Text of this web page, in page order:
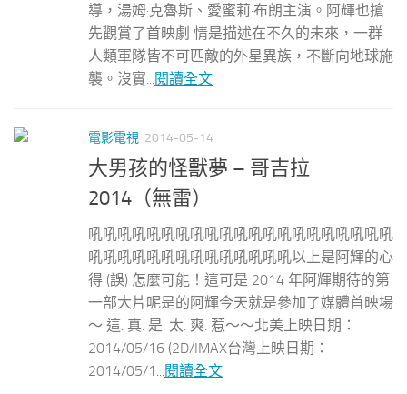
導，湯姆·克魯斯、愛蜜莉·布朗主演。阿輝也搶
先觀賞了首映劇 情是描述在不久的未來，一群
人類軍隊皆不可匹敵的外星異族，不斷向地球施
襲。沒實...閱讀全文
電影電視 2014-05-14
大男孩的怪獸夢 – 哥吉拉
2014（無雷）
吼吼吼吼吼吼吼吼吼吼吼吼吼吼吼吼吼吼吼吼吼
吼吼吼吼吼吼吼吼吼吼吼吼吼吼以上是阿輝的心
得 (誤) 怎麼可能！這可是 2014 年阿輝期待的第
一部大片呢是的阿輝今天就是參加了媒體首映場
～ 這. 真. 是. 太. 爽. 惹～～北美上映日期：
2014/05/16 (2D/IMAX台灣上映日期：
2014/05/1...
閱讀全文